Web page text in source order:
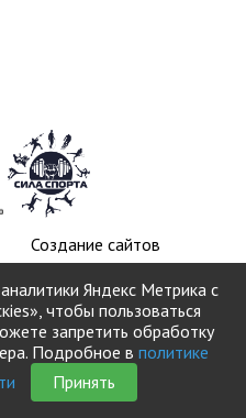
Создание сайтов
Яндекс Метрика с
чтобы пользоваться
запретить обработку
Подробное в политике
Принять